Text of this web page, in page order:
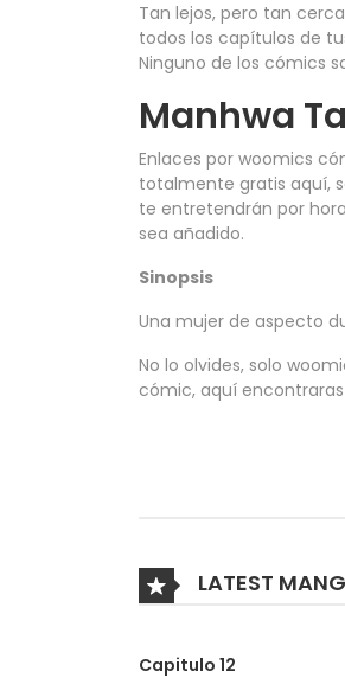
Tan lejos, pero tan
todos los capítulos de
Ninguno de los cómics
Manhwa
Enlaces por woomics
totalmente gratis aquí,
te entretendrán por
sea añadido.
Sinopsis
Una mujer de aspecto
No lo olvides, solo
cómic, aquí
LATEST
Capitulo 12